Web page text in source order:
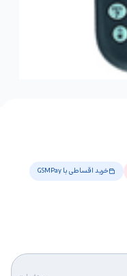
خرید اقساطی با GSMPay